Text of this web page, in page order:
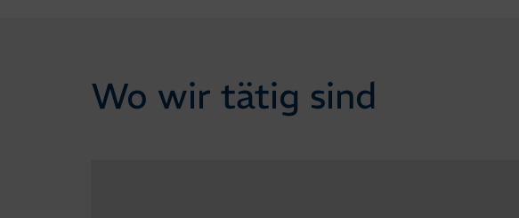
Wo wir tätig sind